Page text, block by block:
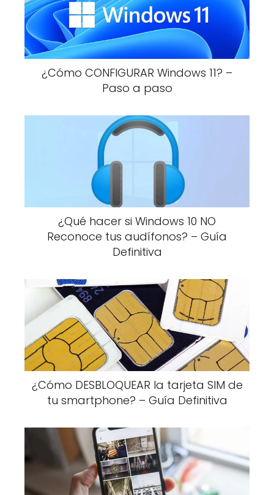
¿Cómo CONFIGURAR Windows 11? –
Paso a paso
¿Qué hacer si Windows 10 NO
Reconoce tus audífonos? – Guía
Definitiva
¿Cómo DESBLOQUEAR la tarjeta SIM de
tu smartphone? – Guía Definitiva